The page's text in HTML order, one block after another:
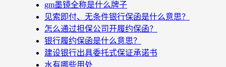
gm墨镜全称是什么牌子
见索即付、无条件银行保函是什么意思？
怎么通过担保公司开履约保函？
银行履约保函是什么意思？
建设银行出具委托式保证承诺书
水有哪些用处